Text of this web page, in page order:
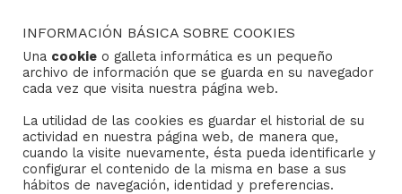
CONTACTO
Consejo General de Hermandades y Cofradías de la
ciudad de Sevilla
C/ San Gregorio 26. 41004- Sevilla
(+34) 954 21 59 27
boletin@hermandades-de-sevilla.org
INFORMACIÓN BÁSICA SOBRE COOKIES
Una cookie o galleta informática es un pequeño
archivo de información que se guarda en su navegador
cada vez que visita nuestra página web.
La utilidad de las cookies es guardar el historial de su
actividad en nuestra página web, de manera que,
cuando la visite nuevamente, ésta pueda identificarle y
configurar el contenido de la misma en base a sus
hábitos de navegación, identidad y preferencias.